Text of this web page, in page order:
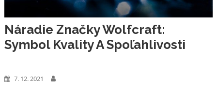
Náradie Značky Wolfcraft:
Symbol Kvality A Spoľahlivosti
7. 12. 2021